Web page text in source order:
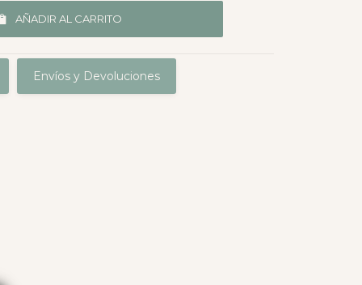
AÑADIR AL CARRITO
Envíos y Devoluciones